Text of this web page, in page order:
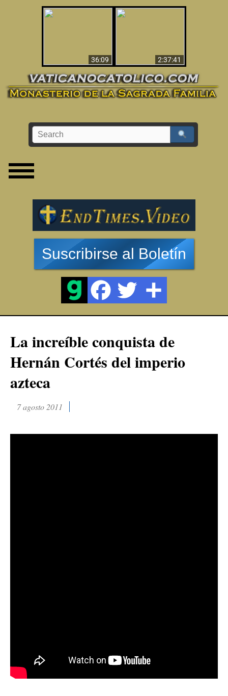
36:09
2:37:41
Suscribirse al Boletín
La increíble conquista de
Hernán Cortés del imperio
azteca
7 agosto 2011